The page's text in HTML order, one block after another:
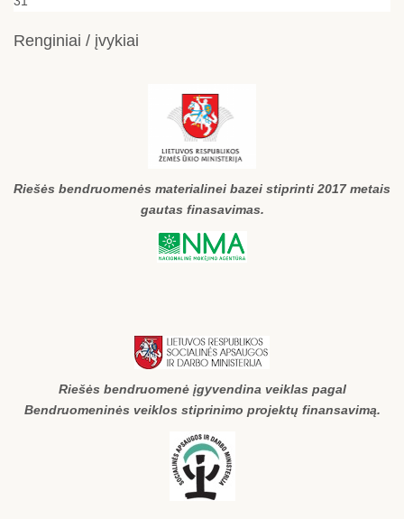
Renginiai / įvykiai
Riešės bendruomenės materialinei bazei stiprinti 2017 metais
gautas finasavimas.
Riešės bendruomenė įgyvendina veiklas pagal
Bendruomeninės veiklos stiprinimo projektų finansavimą.